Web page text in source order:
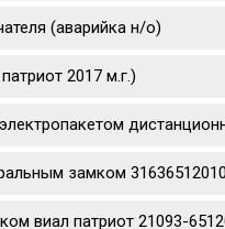
(аварийка н/о)
2017 м.г.)
замком 31636512010
виал патриот 21093-